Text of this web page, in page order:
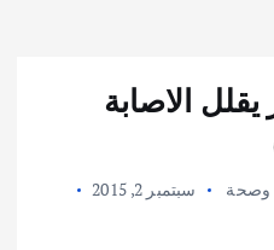
يقلل الاصابة
سبتمبر 2, 2015